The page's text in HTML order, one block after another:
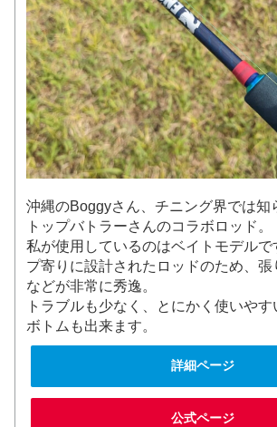
沖縄のBoggyさん、チニング界では知
トップバトラーさんのコラボロッド。
私が使用しているのはベイトモデルで
プ寄りに設計されたロッドのため、
などが非常に秀逸。
トラブルも少なく、とにかく使いやす
ボトムも出来ます。
詳細ページ
公式ページ